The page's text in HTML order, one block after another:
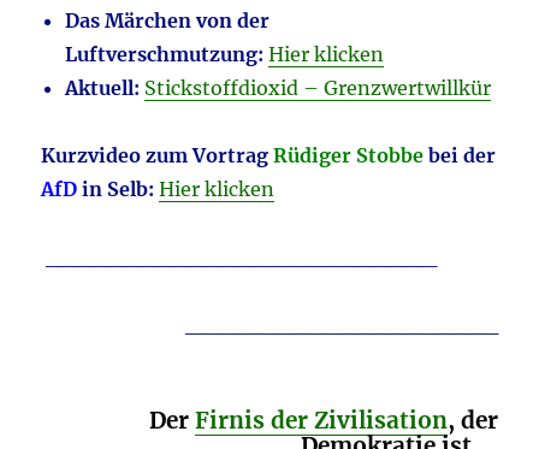
Das Märchen von der
Luftverschmutzung: Hier klicken
Aktuell: Stickstoffdioxid – Grenzwertwillkür
Kurzvideo zum VortragRüdiger Stobbe bei der
AfD in Selb: Hier klicken
Der Firnis der Zivilisation, der